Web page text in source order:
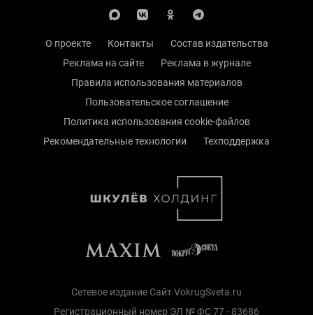
О проекте Контакты
Состав издательства
Реклама на сайте
Реклама в журнале
Правила использования материалов
Пользовательское соглашение
Политика использования cookie-файлов
Рекомендательные технологии
Техподдержка
Сетевое издание Сайт VokrugSveta.ru
Регистрационный номер ЭЛ № ФС 77 - 83686